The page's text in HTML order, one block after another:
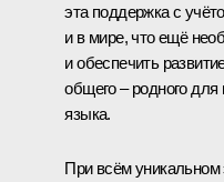
эта поддержка с
и в мире, что ещё
и обеспечить
общего – родного для
языка.
При всём уникальном